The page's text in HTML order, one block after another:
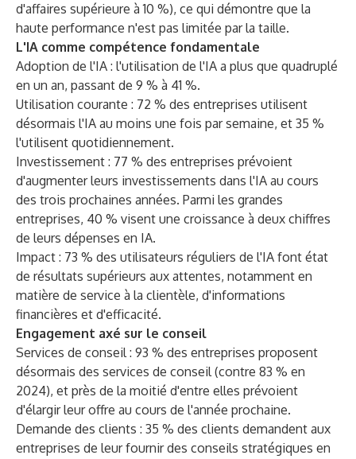
d'affaires supérieure à 10 %), ce qui démontre que la
haute performance n'est pas limitée par la taille.
L'IA comme compétence fondamentale
Adoption de l'IA : l'utilisation de l'IA a plus que quadruplé
en un an, passant de 9 % à 41 %.
Utilisation courante : 72 % des entreprises utilisent
désormais l'IA au moins une fois par semaine, et 35 %
l'utilisent quotidiennement.
Investissement : 77 % des entreprises prévoient
d'augmenter leurs investissements dans l'IA au cours
des trois prochaines années. Parmi les grandes
entreprises, 40 % visent une croissance à deux chiffres
de leurs dépenses en IA.
Impact : 73 % des utilisateurs réguliers de l'IA font état
de résultats supérieurs aux attentes, notamment en
matière de service à la clientèle, d'informations
financières et d'efficacité.
Engagement axé sur le conseil
Services de conseil : 93 % des entreprises proposent
désormais des services de conseil (contre 83 % en
2024), et près de la moitié d'entre elles prévoient
d'élargir leur offre au cours de l'année prochaine.
Demande des clients : 35 % des clients demandent aux
entreprises de leur fournir des conseils stratégiques en